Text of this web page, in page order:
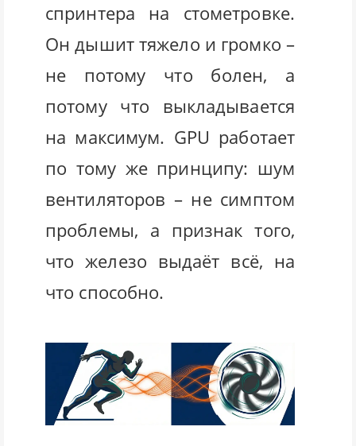
спринтера на стометровке.
Он дышит тяжело и громко –
не потому что болен, а
потому что выкладывается
на максимум. GPU работает
по тому же принципу: шум
вентиляторов – не симптом
проблемы, а признак того,
что железо выдаёт всё, на
что способно.